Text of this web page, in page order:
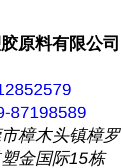
原料有限公司
87198589
樟木头镇樟罗
金国际15栋